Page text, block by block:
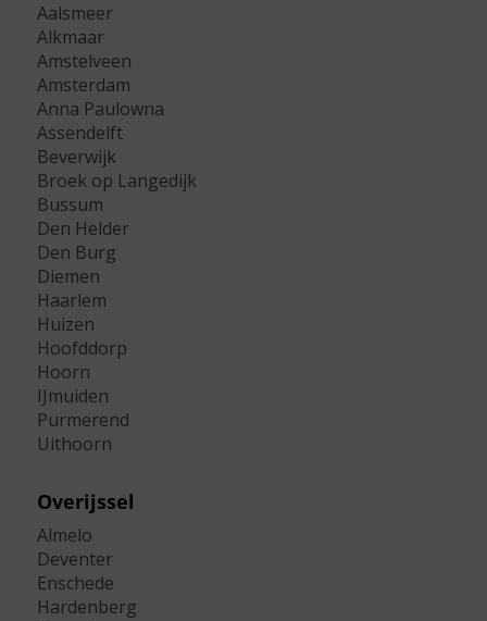
Aalsmeer
Alkmaar
Amstelveen
Amsterdam
Anna Paulowna
Assendelft
Beverwijk
Broek op Langedijk
Bussum
Den Helder
Den Burg
Diemen
Haarlem
Huizen
Hoofddorp
Hoorn
IJmuiden
Purmerend
Uithoorn
Overijssel
Almelo
Deventer
Enschede
Hardenberg